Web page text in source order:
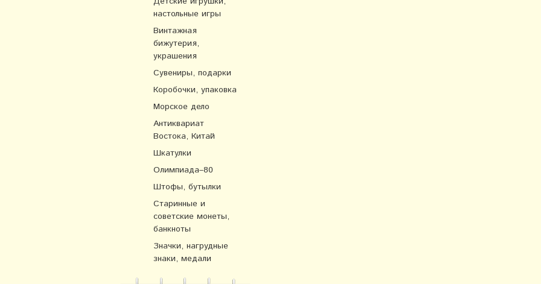
настольные игры
Винтажная
бижутерия,
украшения
Сувениры, подарки
Коробочки, упаковка
Морское дело
Антиквариат
Востока, Китай
Шкатулки
Олимпиада–80
Штофы, бутылки
Старинные и
советские монеты,
банкноты
Значки, нагрудные
знаки, медали